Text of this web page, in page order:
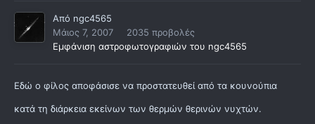
Από ngc4565
Μάιος 7, 2007
2035 προβολές
Εμφάνιση αστροφωτογραφιών του ngc4565
Εδώ ο φίλος αποφάσισε να προστατευθεί από τα κουνούπια
κατά τη διάρκεια εκείνων των θερμών θερινών νυχτών.